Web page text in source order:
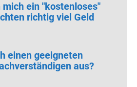
mich ein "kostenloses"
richtig viel Geld
einen geeigneten
aus?